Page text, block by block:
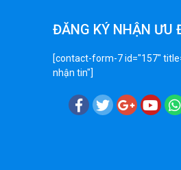
ĐĂNG KÝ NHẬN ƯU
[contact-form-7 id="157"
nhận tin"]